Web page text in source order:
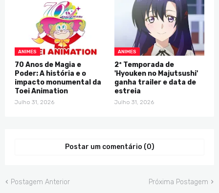
ANIMES
70 Anos de Magia e
Poder: A história e o
impacto monumental da
Toei Animation
Julho 31, 2026
ANIMES
2ª Temporada de
'Hyouken no Majutsushi'
ganha trailer e data de
estreia
Julho 31, 2026
Postar um comentário (0)
Postagem Anterior Próxima Postagem